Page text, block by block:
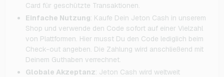
Card für geschützte Transaktionen.
Einfache Nutzung: Kaufe Dein Jeton Cash in unserem
Shop und verwende den Code sofort auf einer Vielzahl
von Plattformen. Hier musst Du den Code lediglich beim
Check-out angeben. Die Zahlung wird anschließend mit
Deinem Guthaben verrechnet.
Globale Akzeptanz: Jeton Cash wird weltweit